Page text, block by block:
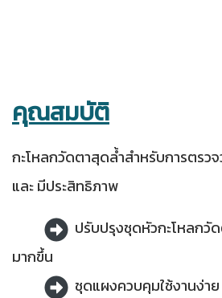
คุณสมบัติ
กะโหลกวัดตาสุดล้ำสำหรับการตรว
และ มีประสิทธิภาพ
ปรับปรุงชุดหัวกะโหลกวั
มากขึ้น
ชุดแผงควบคุมใช้งานง่า